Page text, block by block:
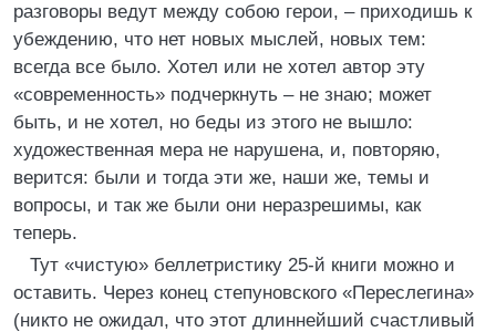
разговоры ведут между собою герои, – приходишь к
убеждению, что нет новых мыслей, новых тем:
всегда все было. Хотел или не хотел автор эту
«современность» подчеркнуть – не знаю; может
быть, и не хотел, но беды из этого не вышло:
художественная мера не нарушена, и, повторяю,
верится: были и тогда эти же, наши же, темы и
вопросы, и так же были они неразрешимы, как
теперь.
Тут «чистую» беллетристику 25-й книги можно и
оставить. Через конец степуновского «Переслегина»
(никто не ожидал, что этот длиннейший счастливый